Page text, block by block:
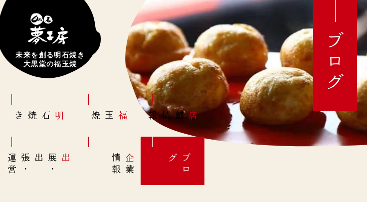
未来を創る明石焼き
大黒堂の福玉焼
明石焼き 福玉焼 店舗情報
出展
・
出張
・
運
営
企
業
情
報
ブ
ロ
グ
ブログ